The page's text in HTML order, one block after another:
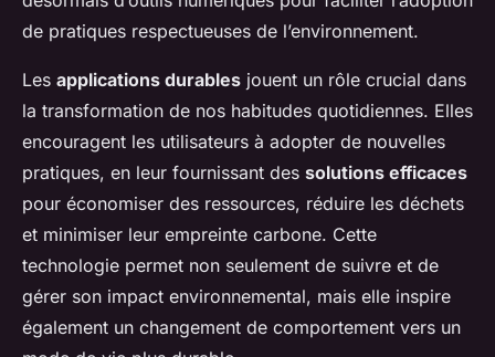
de pratiques respectueuses de l’environnement.
Les applications durables jouent un rôle crucial dans
la transformation de nos habitudes quotidiennes. Elles
encouragent les utilisateurs à adopter de nouvelles
pratiques, en leur fournissant des solutions efficaces
pour économiser des ressources, réduire les déchets
et minimiser leur empreinte carbone. Cette
technologie permet non seulement de suivre et de
gérer son impact environnemental, mais elle inspire
également un changement de comportement vers un